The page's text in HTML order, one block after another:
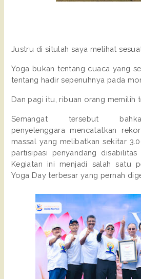
Justru di situlah saya melihat
Yoga bukan tentang cuaca yang
tentang hadir sepenuhnya pada
Dan pagi itu, ribuan orang memilih
Semangat tersebut
penyelenggara mencatatkan
massal yang melibatkan sekitar
partisipasi penyandang
Kegiatan ini menjadi salah satu
Yoga Day terbesar yang pernah